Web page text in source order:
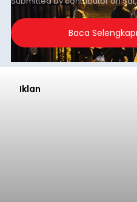
Baca
Iklan